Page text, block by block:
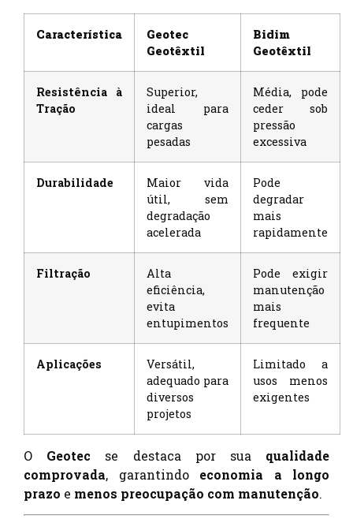
Característica
Geotec
Geotêxtil
Bidim
Geotêxtil
Resistência à
Tração
Superior,
ideal para
cargas
pesadas
Média, pode
ceder sob
pressão
excessiva
Durabilidade
Maior vida
útil, sem
degradação
acelerada
Pode
degradar
mais
rapidamente
Filtração
Alta
eficiência,
evita
entupimentos
Pode exigir
manutenção
mais
frequente
Aplicações
Versátil,
adequado para
diversos
projetos
Limitado a
usos menos
exigentes
O Geotec se destaca por sua qualidade
comprovada, garantindo economia a longo
prazo e menos preocupação com manutenção.